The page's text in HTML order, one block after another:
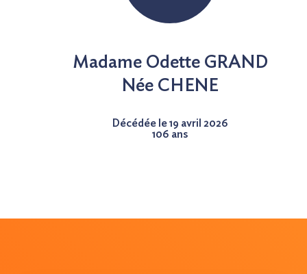
Madame Odette GRAND
NéeCHENE
Décédée le 19 avril 2026
106 ans